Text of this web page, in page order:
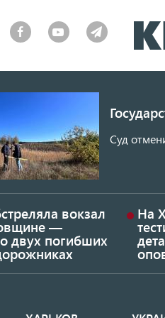
Суд
вокзал
—
двух погибших
На